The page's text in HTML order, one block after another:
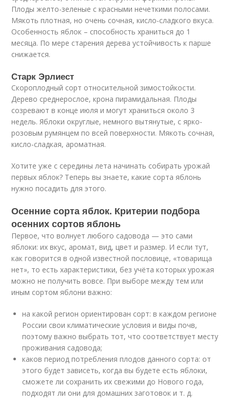
Плоды желто-зеленые с красными нечеткими полосами.
Мякоть плотная, но очень сочная, кисло-сладкого вкуса.
Особенность яблок – способность храниться до 1
месяца. По мере старения дерева устойчивость к парше
снижается.
Старк Эрлиест
Скороплодный сорт относительной зимостойкости.
Дерево среднерослое, крона пирамидальная. Плоды
созревают в конце июля и могут храниться около 3
недель. Яблоки округлые, немного вытянутые, с ярко-
розовым румянцем по всей поверхности. Мякоть сочная,
кисло-сладкая, ароматная.
Хотите уже с середины лета начинать собирать урожай
первых яблок? Теперь вы знаете, какие сорта яблонь
нужно посадить для этого.
Осенние сорта яблок. Критерии подбора
осенних сортов яблонь
Первое, что волнует любого садовода — это сами
яблоки: их вкус, аромат, вид, цвет и размер. И если тут,
как говорится в одной известной пословице, «товарища
нет», то есть характеристики, без учёта которых урожая
можно не получить вовсе. При выборе между тем или
иным сортом яблони важно:
на какой регион ориентирован сорт: в каждом регионе
России свои климатические условия и виды почв,
поэтому важно выбрать тот, что соответствует месту
проживания садовода;
каков период потребления плодов данного сорта: от
этого будет зависеть, когда вы будете есть яблоки,
сможете ли сохранить их свежими до Нового года,
подходят ли они для домашних заготовок и т. д.